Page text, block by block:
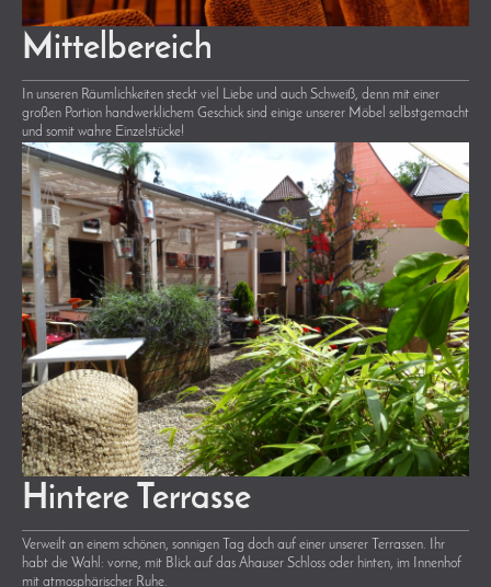
Mittelbereich
In unseren Räumlichkeiten steckt viel Liebe und auch Schweiß, denn mit einer
großen Portion handwerklichem Geschick sind einige unserer Möbel selbstgemacht
und somit wahre Einzelstücke!
Hintere Terrasse
Verweilt an einem schönen, sonnigen Tag doch auf einer unserer Terrassen. Ihr
habt die Wahl: vorne, mit Blick auf das Ahauser Schloss oder hinten, im Innenhof
mit atmosphärischer Ruhe.